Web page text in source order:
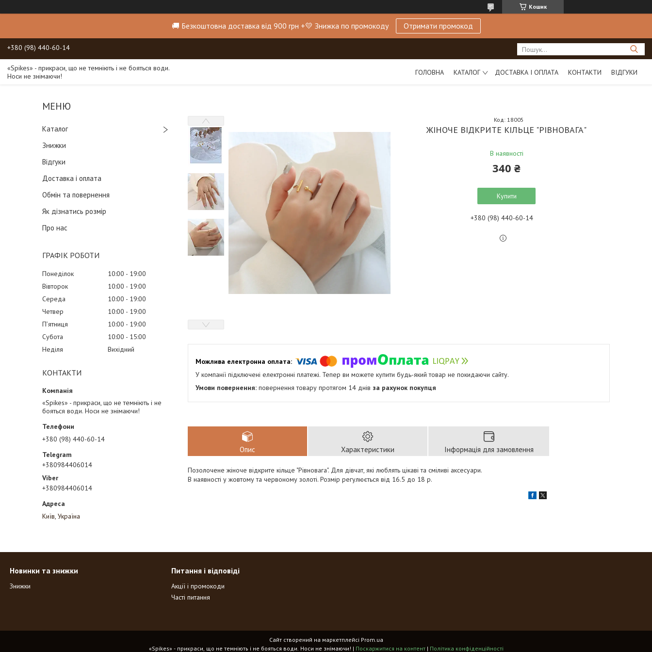
Кошик
🚚 Безкоштовна доставка від 900 грн +💛 Знижка по промокоду Отримати промокод
+380 (98) 440-60-14
«Spikes» - прикраси, що не темніють і не бояться води.
Носи не знімаючи!
ГОЛОВНА КАТАЛОГ ДОСТАВКА І ОПЛАТА КОНТАКТИ ВІДГУКИ
Каталог
Знижки
Відгуки
Доставка і оплата
Обмін та повернення
Як дізнатись розмір
Про нас
ГРАФІК РОБОТИ
Понеділок 10:00
19:00
Вівторок
10:00
19:00
Середа
10:00
19:00
Четвер
10:00
19:00
Пʼятниця
10:00
19:00
Субота
10:00
15:00
Неділя
Вихідний
КОНТАКТИ
«Spikes» - прикраси, що не темніють і не
бояться води. Носи не знімаючи!
+380 (98) 440-60-14
+380984406014
+380984406014
Київ, Україна
ЖІНОЧЕ ВІДКРИТЕ КІЛЬЦЕ "РІВНОВАГА"
В наявності
Код: 18005
340 ₴
Купити
+380 (98) 440-60-14
У компанії підключені електронні платежі. Тепер ви можете купити будь-який товар не покидаючи сайту.
повернення товару протягом 14 днів за рахунок покупця
Опис Характеристики Інформація для замовлення
Позолочене жіноче відкрите кільце "Рівновага". Для дівчат, які люблять цікаві та сміливі аксесуари.
В наявності у жовтому та червоному золоті. Розмір регулюється від 16.5 до 18 р.
Новинки та знижки
Знижки
Питання і відповіді
Акції і промокоди
Часті питання
Сайт створений на маркетплейсі Prom.ua
«Spikes» - прикраси, що не темніють і не бояться води. Носи не знімаючи! | Поскаржитися на контент | Політика конфіденційності